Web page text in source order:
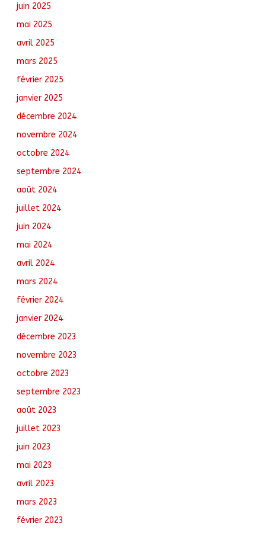
juin 2025
mai 2025
avril 2025
mars 2025
février 2025
janvier 2025
décembre 2024
novembre 2024
octobre 2024
septembre 2024
août 2024
juillet 2024
juin 2024
mai 2024
avril 2024
mars 2024
février 2024
janvier 2024
décembre 2023
novembre 2023
octobre 2023
septembre 2023
août 2023
juillet 2023
juin 2023
mai 2023
avril 2023
mars 2023
février 2023